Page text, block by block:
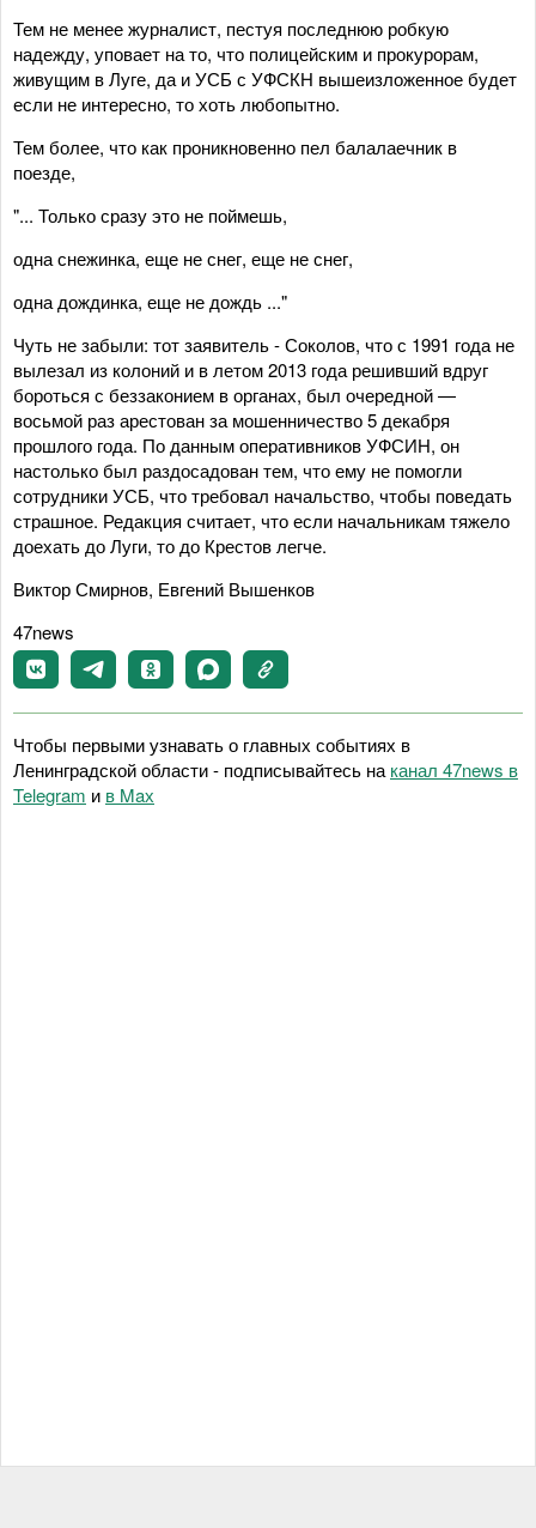
Тем не менее журналист, пестуя последнюю робкую
надежду, уповает на то, что полицейским и прокурорам,
живущим в Луге, да и УСБ с УФСКН вышеизложенное будет
если не интересно, то хоть любопытно.
Тем более, что как проникновенно пел балалаечник в
поезде,
"... Только сразу это не поймешь,
одна снежинка, еще не снег, еще не снег,
одна дождинка, еще не дождь ..."
Чуть не забыли: тот заявитель - Соколов, что с 1991 года не
вылезал из колоний и в летом 2013 года решивший вдруг
бороться с беззаконием в органах, был очередной —
восьмой раз арестован за мошенничество 5 декабря
прошлого года. По данным оперативников УФСИН, он
настолько был раздосадован тем, что ему не помогли
сотрудники УСБ, что требовал начальство, чтобы поведать
страшное. Редакция считает, что если начальникам тяжело
доехать до Луги, то до Крестов легче.
Виктор Смирнов, Евгений Вышенков
47news
Чтобы первыми узнавать о главных событиях в
Ленинградской области - подписывайтесь наканал 47news в
Telegram и в Maх